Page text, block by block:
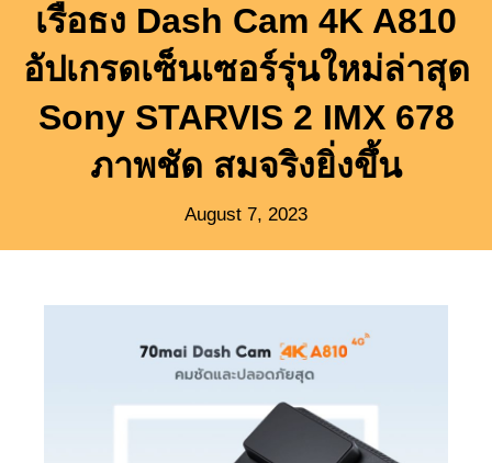
เรือธง Dash Cam 4K A810
อัปเกรดเซ็นเซอร์รุ่นใหม่ล่าสุด
Sony STARVIS 2 IMX 678
ภาพชัด สมจริงยิ่งขึ้น
August 7, 2023